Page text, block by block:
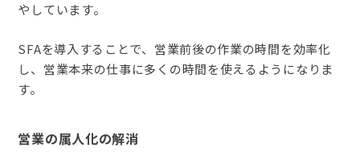
やしています。
SFAを導入することで、営業前後の作業の時間を効率化
し、営業本来の仕事に多くの時間を使えるようになりま
す。
営業の属人化の解消